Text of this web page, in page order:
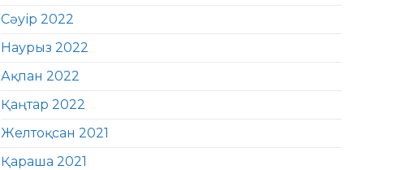
Сәуір 2022
Наурыз 2022
Ақпан 2022
Қаңтар 2022
Желтоқсан 2021
Қараша 2021